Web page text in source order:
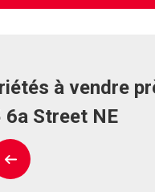
à vendre
6a Street NE